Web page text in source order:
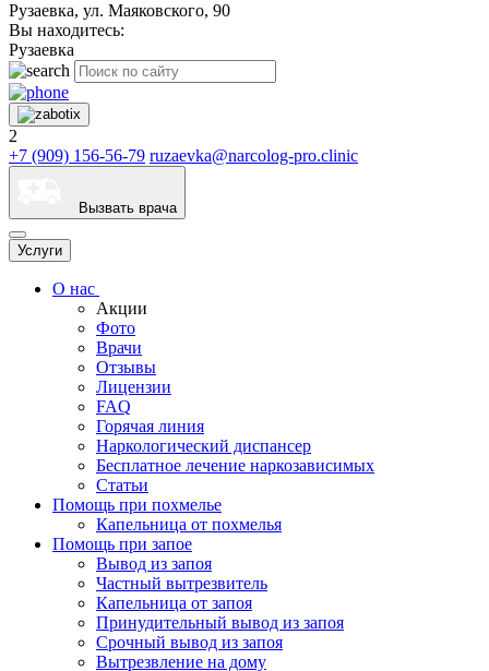
Рузаевка, ул. Маяковского, 90
Вы находитесь:
Рузаевка
2
+7 (909) 156-56-79 ruzaevka@narcolog-pro.clinic
Вызвать врача
Услуги
О нас
Акции
Фото
Врачи
Отзывы
Лицензии
FAQ
Горячая линия
Наркологический диспансер
Бесплатное лечение наркозависимых
Статьи
Помощь при похмелье
Капельница от похмелья
Помощь при запое
Вывод из запоя
Частный вытрезвитель
Капельница от запоя
Принудительный вывод из запоя
Срочный вывод из запоя
Вытрезвление на дому